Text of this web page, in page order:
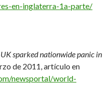
en-inglaterra-1a-parte/
sparked nationwide panic in
de 2011, artículo en
newsportal/world-